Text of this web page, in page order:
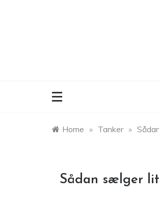
Home » Tanker »
Sådan sælger